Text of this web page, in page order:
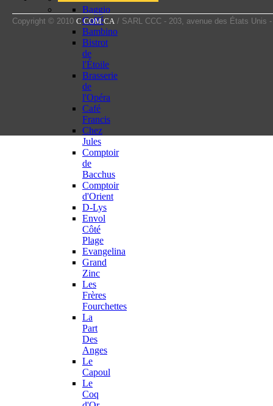
Baggio
Caffé
Bambino
Bistrot
de
l'Étoile
Brasserie
de
l'Opéra
Café
Francis
Chez
Jules
Comptoir
de
Bacchus
Comptoir
d'Orient
D-Lys
Envol
Côté
Plage
Evangelina
Grand
Zinc
Les
Frères
Fourchettes
La
Part
Des
Anges
Le
Capoul
Le
Coq
Copyright © 2010 C COM CA / SARL CCC - 203, avenue des États Unis